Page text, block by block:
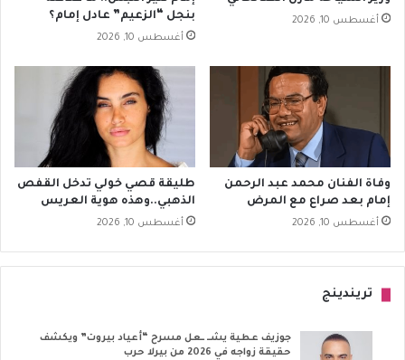
أغسطس 10, 2026
بنجل “الزعيم” عادل إمام؟
أغسطس 10, 2026
وفاة الفنان محمد عبد الرحمن
إمام بعد صراع مع المرض
أغسطس 10, 2026
طليقة قصي خولي تدخل القفص
الذهبي..وهذه هوية العريس
أغسطس 10, 2026
تريندينج
جوزيف عطية يشــ ــعل مسرح “أعياد بيروت” ويكشف
حقيقة زواجه في 2026 من بيرلا حرب